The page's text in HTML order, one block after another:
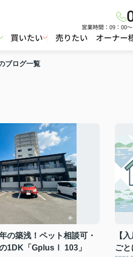
営業時間：09：00
買いたい 売りたい オーナー
ブログ一覧
の築浅！ペット相談可・
1DK「GplusⅠ 103」
【
ご